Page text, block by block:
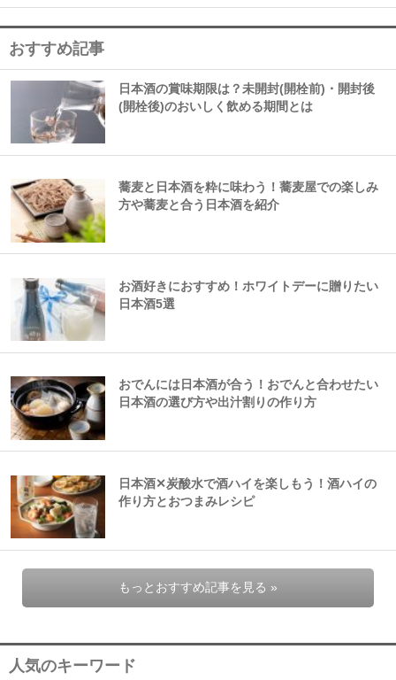
おすすめ記事
日本酒の賞味期限は？未開封(開栓前)・開封後
(開栓後)のおいしく飲める期間とは
蕎麦と日本酒を粋に味わう！蕎麦屋での楽しみ
方や蕎麦と合う日本酒を紹介
お酒好きにおすすめ！ホワイトデーに贈りたい
日本酒5選
おでんには日本酒が合う！おでんと合わせたい
日本酒の選び方や出汁割りの作り方
日本酒✕炭酸水で酒ハイを楽しもう！酒ハイの
作り方とおつまみレシピ
もっとおすすめ記事を見る »
人気のキーワード